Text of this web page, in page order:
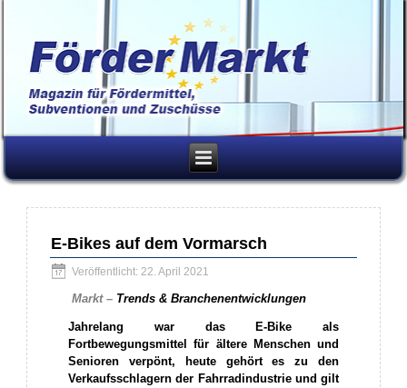
E-Bikes auf dem Vormarsch
Veröffentlicht: 22. April 2021
Markt – Trends & Branchenentwicklungen
Jahrelang war das E-Bike als
Fortbewegungsmittel für ältere Menschen und
Senioren verpönt, heute gehört es zu den
Verkaufsschlagern der Fahrradindustrie und gilt